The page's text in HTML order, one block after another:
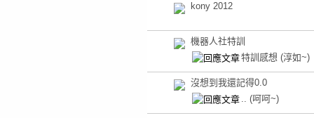
kony 2012
機器人社特訓
特訓感想 (淳如~)
沒想到我還記得0.0
(呵呵~)